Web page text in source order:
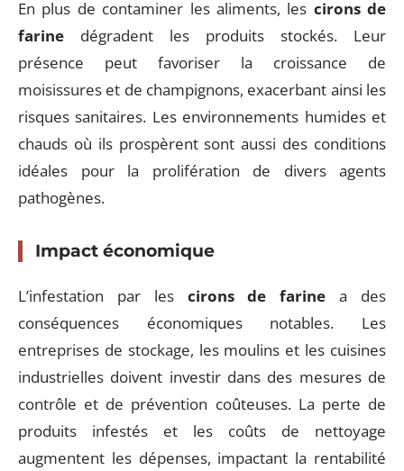
En plus de contaminer les aliments, les cirons de
farine dégradent les produits stockés. Leur
présence peut favoriser la croissance de
moisissures et de champignons, exacerbant ainsi les
risques sanitaires. Les environnements humides et
chauds où ils prospèrent sont aussi des conditions
idéales pour la prolifération de divers agents
pathogènes.
Impact économique
L’infestation par les cirons de farine a des
conséquences économiques notables. Les
entreprises de stockage, les moulins et les cuisines
industrielles doivent investir dans des mesures de
contrôle et de prévention coûteuses. La perte de
produits infestés et les coûts de nettoyage
augmentent les dépenses, impactant la rentabilité